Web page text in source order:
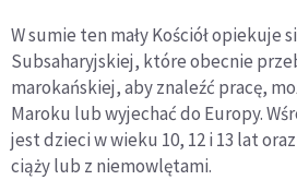
W sumie ten mały Kościół opiekuje
Subsaharyjskiej, które obecnie
marokańskiej, aby znaleźć pracę,
Maroku lub wyjechać do Europy.
jest dzieci w wieku 10, 12 i 13 lat
ciąży lub z niemowlętami.